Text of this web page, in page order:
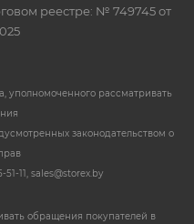
реестре: № 749745 от
уполномоченного рассматривать
законодательством о
11, sales@storex.by
обращения покупателей в